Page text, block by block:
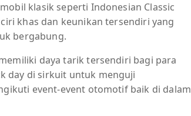
klasik seperti Indonesian Classic
khas dan keunikan tersendiri yang
bergabung.
daya tarik tersendiri bagi para
day di sirkuit untuk menguji
event-event otomotif baik di dalam